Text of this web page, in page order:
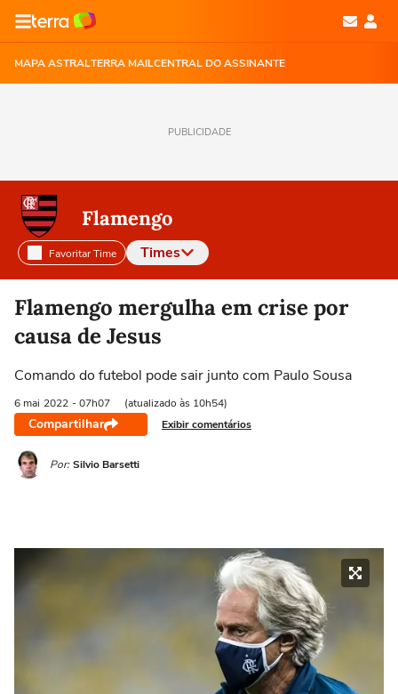
MAPA ASTRALTERRA MAILCENTRAL DO ASSINANTE
PUBLICIDADE
Flamengo
Favoritar Time Times
Selecione o time para ver as notícias
Flamengo mergulha em crise por
causa de Jesus
Comando do futebol pode sair junto com Paulo Sousa
6 mai 2022 - 07h07 (atualizado às 10h54)
Compartilhar Exibir comentários
Por: Silvio Barsetti